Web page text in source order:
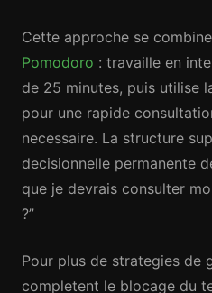
Cette approche se
Pomodoro : travaille en
de 25 minutes, puis utilise
pour une rapide
necessaire. La structure
decisionnelle permanente
que je devrais consulter
?”
Pour plus de strategies de
completent le blocage du